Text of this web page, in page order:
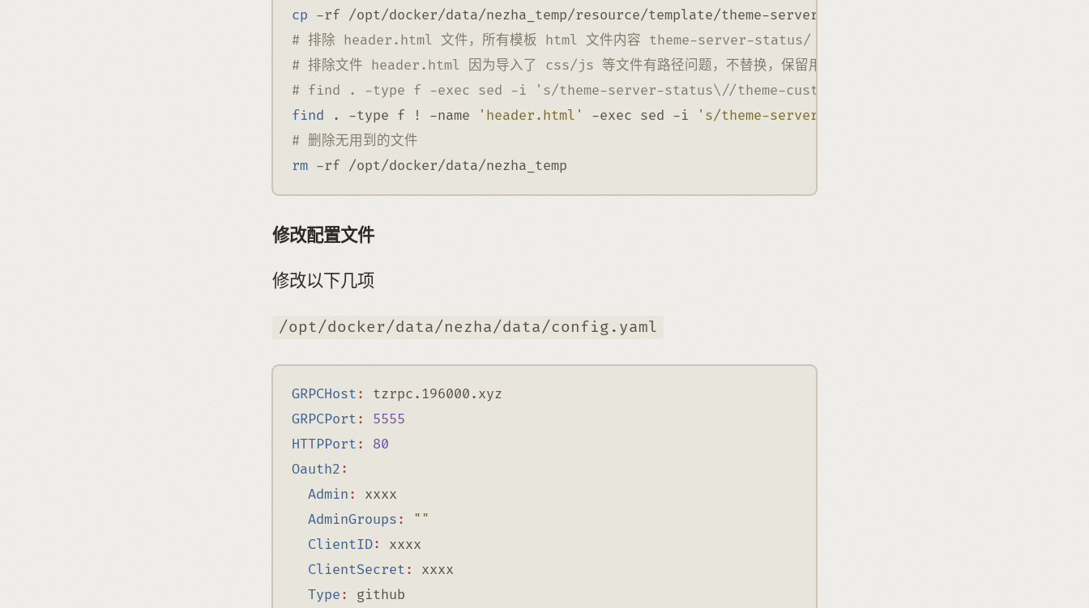
cp -rf /opt/docker/data/nezha_temp/resource/template/theme-server-status/
# 排除 header.html 文件，所有模板 html 文件内容 theme-server-status/ 替换为 theme-custom/
# 排除文件 header.html 因为导入了 css/js 等文件有路径问题，不替换，保留用原主题的文件，替换可见文末的路径按需替
# find . -type f -exec sed -i 's/theme-server-status\//theme-custom\//g' {} \;
find . -type f ! -name 'header.html' -exec sed -i 's/theme-server-status\//theme-custom\//g'
# 删除无用到的文件
rm -rf /opt/docker/data/nezha_temp
修改配置文件
修改以下几项
/opt/docker/data/nezha/data/config.yaml
GRPCHost :
tzrpc.196000.xyz
GRPCPort :
5555
HTTPPort :
80
Oauth2 :
Admin :
xxxx
AdminGroups :
""
ClientID:
xxxx
ClientSecret :
xxxx
Type : github